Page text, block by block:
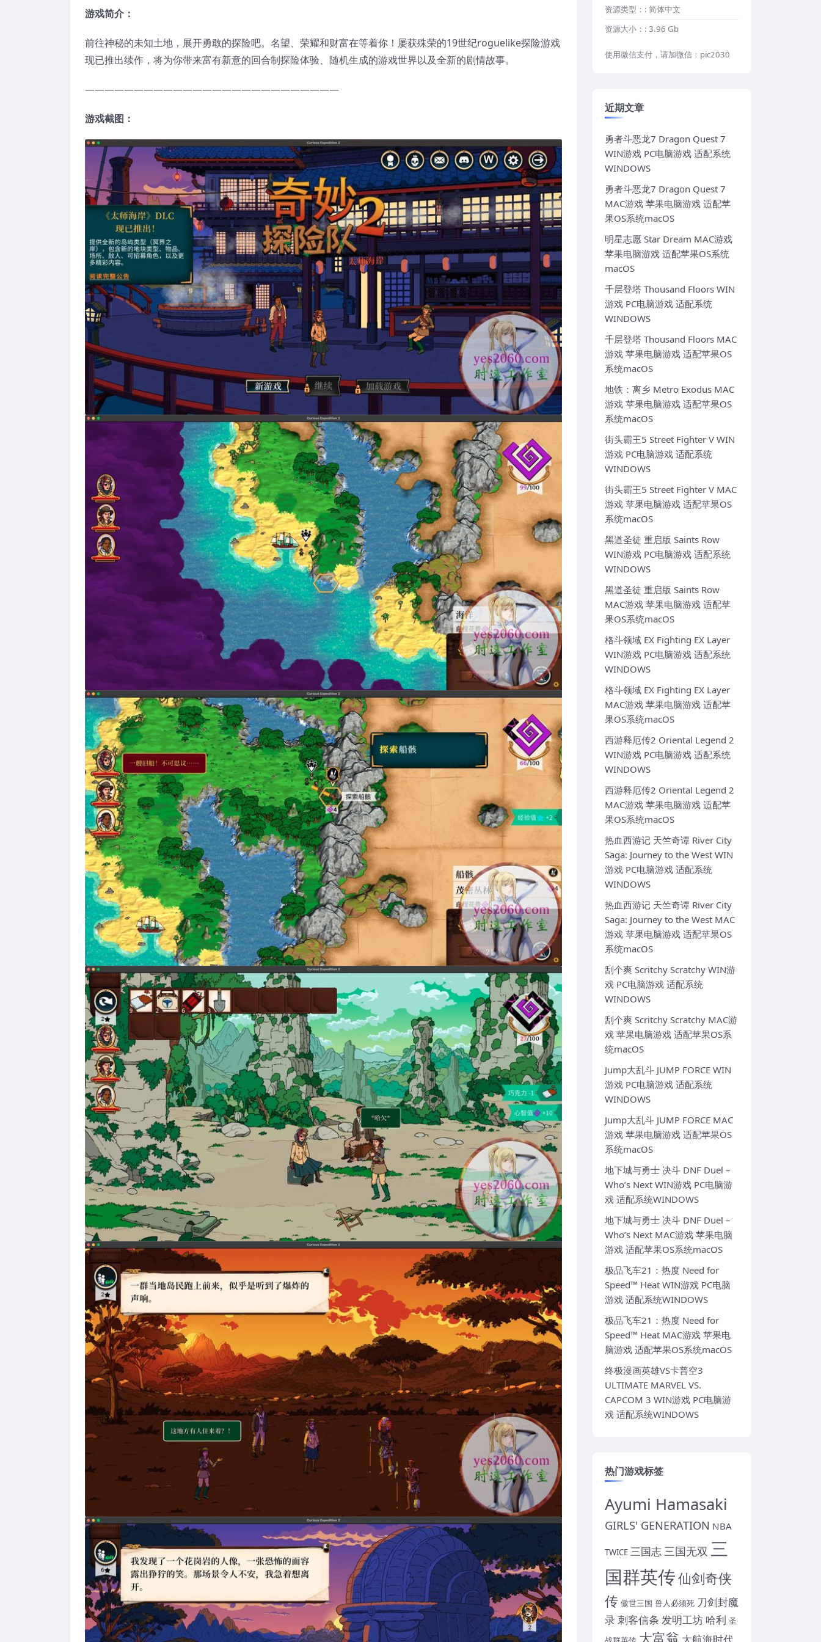
游戏简介：
前往神秘的未知土地，展开勇敢的探险吧。名望、荣耀和财富在等着你！屡获殊荣的19世纪roguelike探险游戏
现已推出续作，将为你带来富有新意的回合制探险体验、随机生成的游戏世界以及全新的剧情故事。
——————————————————————————
游戏截图：
资源类型：: 简体中文
资源大小：: 3.96 Gb
使用微信支付，请加微信：pic2030
近期文章
勇者斗恶龙7 Dragon Quest 7
WIN游戏 PC电脑游戏 适配系统
WINDOWS
勇者斗恶龙7 Dragon Quest 7
MAC游戏 苹果电脑游戏 适配苹
果OS系统macOS
明星志愿 Star Dream MAC游戏
苹果电脑游戏 适配苹果OS系统
macOS
千层登塔 Thousand Floors WIN
游戏 PC电脑游戏 适配系统
WINDOWS
千层登塔 Thousand Floors MAC
游戏 苹果电脑游戏 适配苹果OS
系统macOS
地铁：离乡 Metro Exodus MAC
游戏 苹果电脑游戏 适配苹果OS
系统macOS
街头霸王5 Street Fighter V WIN
游戏 PC电脑游戏 适配系统
WINDOWS
街头霸王5 Street Fighter V MAC
游戏 苹果电脑游戏 适配苹果OS
系统macOS
黑道圣徒 重启版 Saints Row
WIN游戏 PC电脑游戏 适配系统
WINDOWS
黑道圣徒 重启版 Saints Row
MAC游戏 苹果电脑游戏 适配苹
果OS系统macOS
格斗领域 EX Fighting EX Layer
WIN游戏 PC电脑游戏 适配系统
WINDOWS
格斗领域 EX Fighting EX Layer
MAC游戏 苹果电脑游戏 适配苹
果OS系统macOS
西游释厄传2 Oriental Legend 2
WIN游戏 PC电脑游戏 适配系统
WINDOWS
西游释厄传2 Oriental Legend 2
MAC游戏 苹果电脑游戏 适配苹
果OS系统macOS
热血西游记 天竺奇谭 River City
Saga: Journey to the West WIN
游戏 PC电脑游戏 适配系统
WINDOWS
热血西游记 天竺奇谭 River City
Saga: Journey to the West MAC
游戏 苹果电脑游戏 适配苹果OS
系统macOS
刮个爽 Scritchy Scratchy WIN游
戏 PC电脑游戏 适配系统
WINDOWS
刮个爽 Scritchy Scratchy MAC游
戏 苹果电脑游戏 适配苹果OS系
统macOS
Jump大乱斗 JUMP FORCE WIN
游戏 PC电脑游戏 适配系统
WINDOWS
Jump大乱斗 JUMP FORCE MAC
游戏 苹果电脑游戏 适配苹果OS
系统macOS
地下城与勇士 决斗 DNF Duel –
Who’s Next WIN游戏 PC电脑游
戏 适配系统WINDOWS
地下城与勇士 决斗 DNF Duel –
Who’s Next MAC游戏 苹果电脑
游戏 适配苹果OS系统macOS
极品飞车21：热度 Need for
Speed™ Heat WIN游戏 PC电脑
游戏 适配系统WINDOWS
极品飞车21：热度 Need for
Speed™ Heat MAC游戏 苹果电
脑游戏 适配苹果OS系统macOS
终极漫画英雄VS卡普空3
ULTIMATE MARVEL VS.
CAPCOM 3 WIN游戏 PC电脑游
戏 适配系统WINDOWS
热门游戏标签
Ayumi Hamasaki
GIRLS' GENERATION NBA
TWICE 三国志三国无双 三
国群英传仙剑奇侠
传 傲世三国 兽人必须死 刀剑封魔
录刺客信条 发明工坊 哈利 圣
大富翁